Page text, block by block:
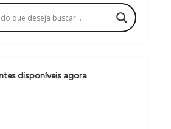
disponíveis agora